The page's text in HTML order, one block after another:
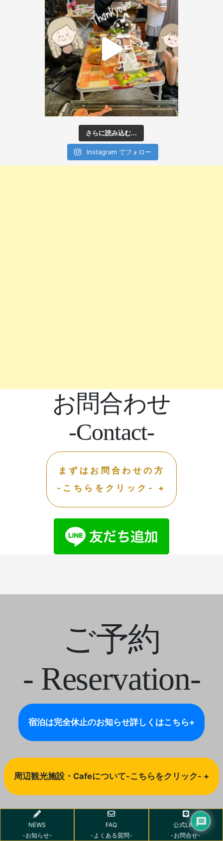
さらに読み込む...
Instagram でフォロー
お問合わせ
-Contact-
まずはお問合わせの方
-こちらをクリック- +
ご予約
- Reservation-
宿泊は完全休止のお知らせ詳しくはこちら+
周辺観光施設・Cafeについて-こちらをクリック- +
日帰り（レンタル・イベント）一覧
NEWS
-お知らせ-
FAQ
-よくある質問-
公式LINE
-お問合せ-